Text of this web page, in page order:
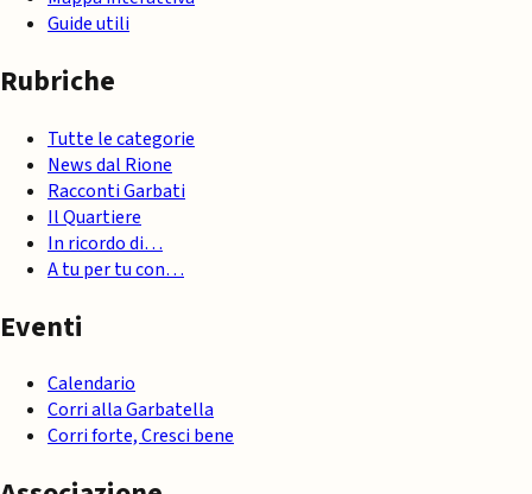
Guide utili
Rubriche
Tutte le categorie
News dal Rione
Racconti Garbati
Il Quartiere
In ricordo di…
A tu per tu con…
Eventi
Calendario
Corri alla Garbatella
Corri forte, Cresci bene